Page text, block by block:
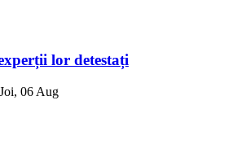
lor detestați
Joi, 06 Aug